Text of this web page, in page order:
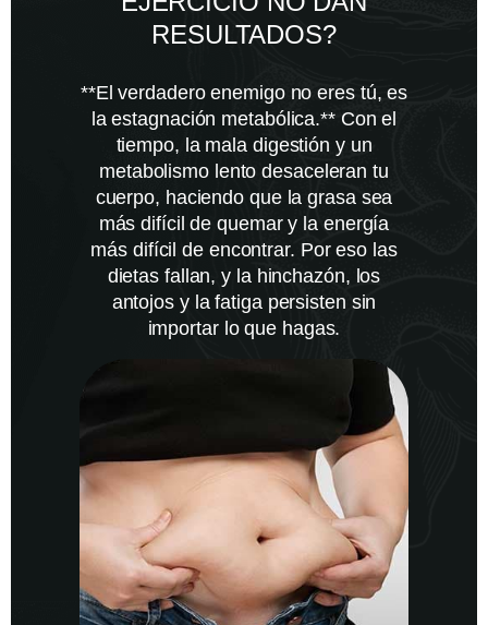
RESULTADOS?
**El verdadero enemigo no eres tú, es
la estagnación metabólica.** Con el
tiempo, la mala digestión y un
metabolismo lento desaceleran tu
cuerpo, haciendo que la grasa sea
más difícil de quemar y la energía
más difícil de encontrar. Por eso las
dietas fallan, y la hinchazón, los
antojos y la fatiga persisten sin
importar lo que hagas.